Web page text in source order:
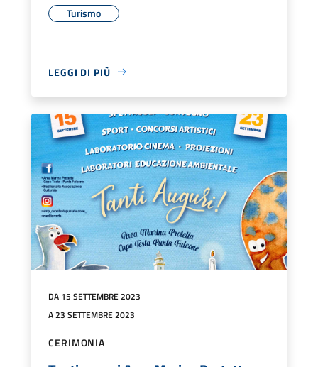
Turismo
LEGGI DI PIÙ
DA 15 SETTEMBRE 2023
A 23 SETTEMBRE 2023
CERIMONIA